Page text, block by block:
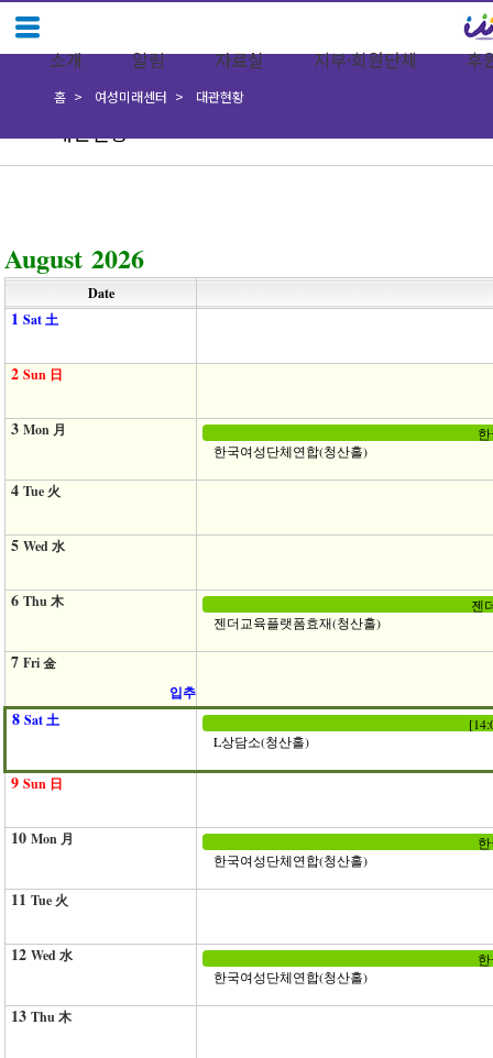
소개 알림 자료실 지부·회원단체 후
대관현황
홈 여성미래센터 대관현황
August 2026
Date
1 Sat 土
2 Sun 日
3 Mon 月
한국여성단체연합(청산홀)
4 Tue 火
5 Wed 水
6 Thu 木
젠
젠더교육플랫폼효재(청산홀)
7 Fri 金
입추
8 Sat 土
L상담소(청산홀)
9 Sun 日
10 Mon 月
한국여성단체연합(청산홀)
11 Tue 火
12 Wed 水
한국여성단체연합(청산홀)
13 Thu 木